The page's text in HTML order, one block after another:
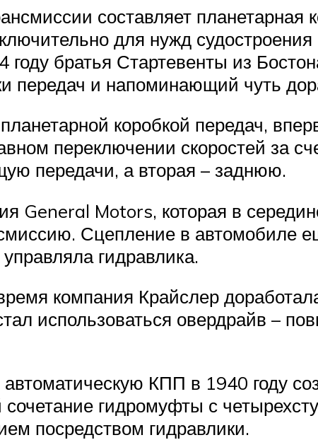
составляет планетарная
для нужд
братья Стартевенты из
и напоминающий чуть
коробкой передач,
переключении скоростей за
передачи, а вторая – заднюю.
General Motors, которая в
Сцепление в автомобиле
гидравлика.
компания Крайслер
использоваться овердрайв –
КПП в 1940 году
гидромуфты с
посредством гидравлики.